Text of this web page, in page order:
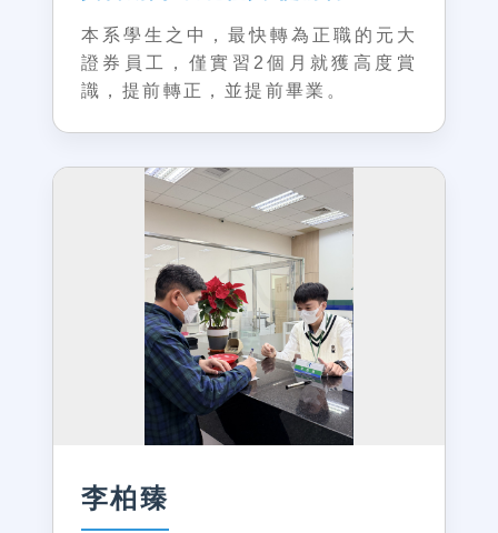
本系學生之中，最快轉為正職的元大
證券員工，僅實習2個月就獲高度賞
識，提前轉正，並提前畢業。
李柏臻